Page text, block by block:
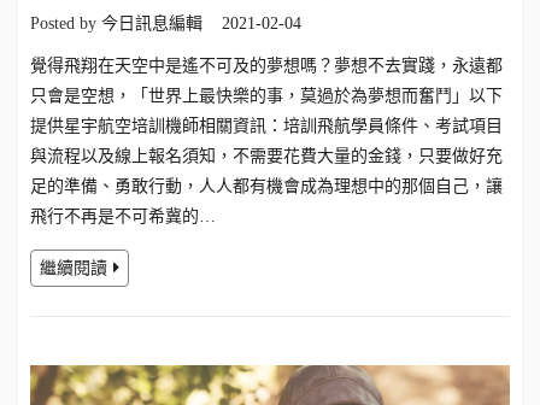
Posted by 今日訊息編輯 2021-02-04
覺得飛翔在天空中是遙不可及的夢想嗎？夢想不去實踐，永遠都
只會是空想，「世界上最快樂的事，莫過於為夢想而奮鬥」以下
提供星宇航空培訓機師相關資訊：培訓飛航學員條件、考試項目
與流程以及線上報名須知，不需要花費大量的金錢，只要做好充
足的準備、勇敢行動，人人都有機會成為理想中的那個自己，讓
飛行不再是不可希冀的…
繼續閱讀